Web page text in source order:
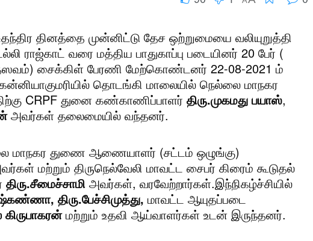
தினத்தை முன்னிட்டு தேச ஒற்றுமையை வலியுறுத்தி
ராஜ்காட் வரை மத்திய பாதுகாப்பு படையினர் 20 பேர் (
சைக்கிள் பேரணி மேற்கொண்டனர் 22-08-2021 ம்
தொடங்கி மாலையில் நெல்லை மாநகர
CRPF துனை கண்காணிப்பாளர் திரு.முகமது பயாஸ்,
அவர்கள் தலைமையில் வந்தனர்.
மாநகர துணை ஆணையாளர் (சட்டம் ஒழுங்கு)
மற்றும் திருநெல்வேலி மாவட்ட சைபர் கிரைம் கூடுதல்
திரு.சீமைச்சாமி அவர்கள், வரவேற்றார்கள்.இந்நிகழ்ச்சியில்
திரு.பேச்சிமுத்து, மாவட்ட ஆயுதப்படை
கிருபாகரன்மற்றும் உதவி ஆய்வாளர்கள் உடன் இருந்தனர்.